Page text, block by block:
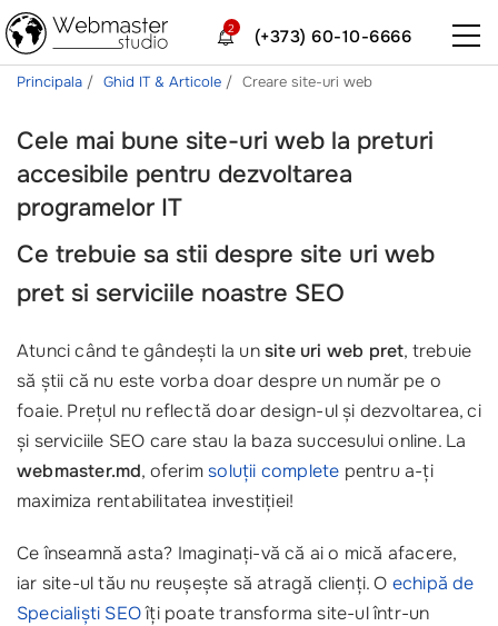
(+373) 60-10-6666
2
Principala Ghid IT & Articole Creare site-uri web
Cele mai bune site-uri web la preturi
accesibile pentru dezvoltarea
programelor IT
Ce trebuie sa stii despre site uri web
pret si serviciile noastre SEO
Atunci când te gândești la unsite uri web pret, trebuie
să știi că nu este vorba doar despre un număr pe o
foaie. Prețul nu reflectă doar design-ul și dezvoltarea, ci
și serviciile SEO care stau la baza succesului online. La
webmaster.md, oferimsoluții complete pentru a-ți
maximiza rentabilitatea investiției!
Ce înseamnă asta? Imaginați-vă că ai o mică afacere,
iar site-ul tău nu reușește să atragă clienți. O echipă de
Specialiști SEOîți poate transforma site-ul într-un